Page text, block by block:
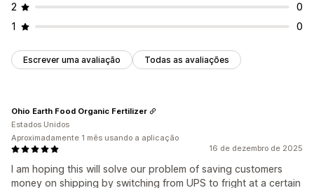
2
0
1
0
Escrever uma avaliação Todas as avaliações
16 de dezembro de 2025
I am hoping this will solve our problem of saving customers
money on shipping by switching from UPS to fright at a certain
Ohio Earth Food Organic Fertilizer
Estados Unidos
Aproximadamente 1 mês usando a aplicação